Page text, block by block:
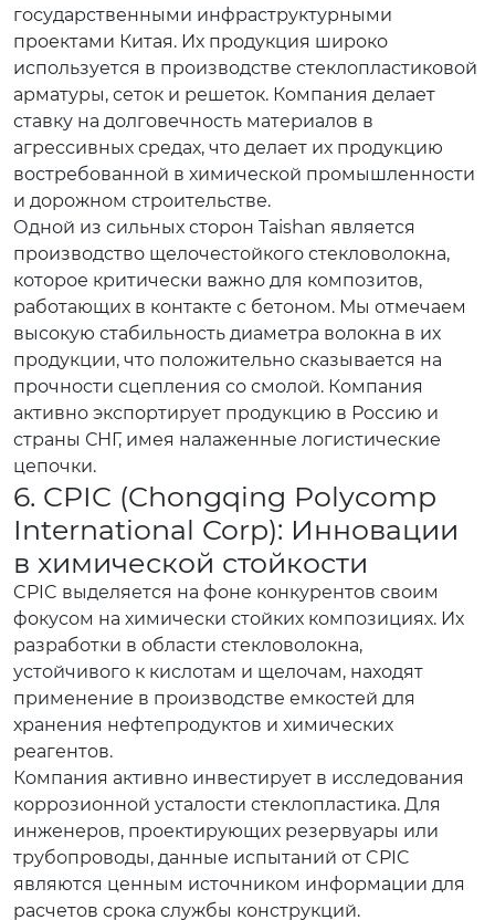
государственными инфраструктурными
проектами Китая. Их продукция широко
используется в производстве стеклопластиковой
арматуры, сеток и решеток. Компания делает
ставку на долговечность материалов в
агрессивных средах, что делает их продукцию
востребованной в химической промышленности
и дорожном строительстве.
Одной из сильных сторон Taishan является
производство щелочестойкого стекловолокна,
которое критически важно для композитов,
работающих в контакте с бетоном. Мы отмечаем
высокую стабильность диаметра волокна в их
продукции, что положительно сказывается на
прочности сцепления со смолой. Компания
активно экспортирует продукцию в Россию и
страны СНГ, имея налаженные логистические
цепочки.
6. CPIC (Chongqing Polycomp
International Corp): Инновации
в химической стойкости
CPIC выделяется на фоне конкурентов своим
фокусом на химически стойких композициях. Их
разработки в области стекловолокна,
устойчивого к кислотам и щелочам, находят
применение в производстве емкостей для
хранения нефтепродуктов и химических
реагентов.
Компания активно инвестирует в исследования
коррозионной усталости стеклопластика. Для
инженеров, проектирующих резервуары или
трубопроводы, данные испытаний от CPIC
являются ценным источником информации для
расчетов срока службы конструкций.